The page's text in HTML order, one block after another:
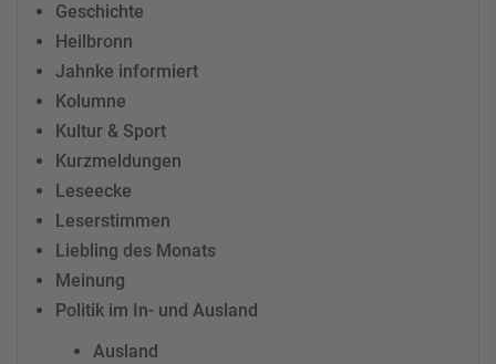
Geschichte
Heilbronn
Jahnke informiert
Kolumne
Kultur & Sport
Kurzmeldungen
Leseecke
Leserstimmen
Liebling des Monats
Meinung
Politik im In- und Ausland
Ausland